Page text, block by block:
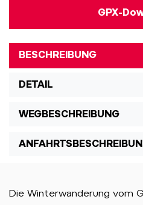
GPX-
BESCHREIBUNG
DETAIL
WEGBESCHREIBUNG
Die Winterwanderung vom